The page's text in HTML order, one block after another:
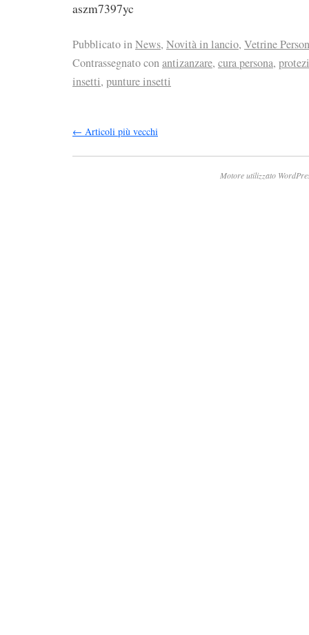
aszm7397yc
Pubblicato inNews, Novità in lancio, Vetrine
Contrassegnato conantizanzare, cura persona,
insetti, punture insetti
← Articoli più vecchi
Motore utilizzato